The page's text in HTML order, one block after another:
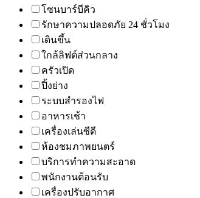
โซนบาร์บีคิว
รักษาความปลอดภัย 24 ชั่วโมง
เดินขึ้น
ใกล้ลิฟต์ส่วนกลาง
ครัวเปิด
ปิ้งย่าง
ระบบสำรองไฟ
อาหารเช้า
เครื่องเล่นซีดี
ห้องชมภาพยนตร์
บริการทำความสะอาด
พนักงานต้อนรับ
เครื่องปรับอากาศ